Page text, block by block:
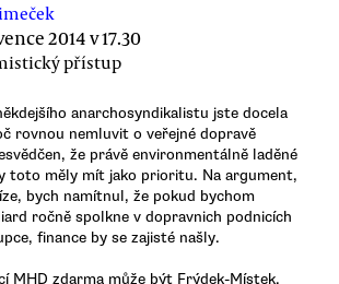
2014 v 17.30
přístup
anarchosyndikalistu jste docela
rovnou nemluvit o veřejné dopravě
že právě environmentálně laděné
toto měly mít jako prioritu. Na argument,
bych namítnul, že pokud bychom
ročně spolkne v dopravnich podnicích
finance by se zajisté našly.
MHD zdarma může být Frýdek-Místek,